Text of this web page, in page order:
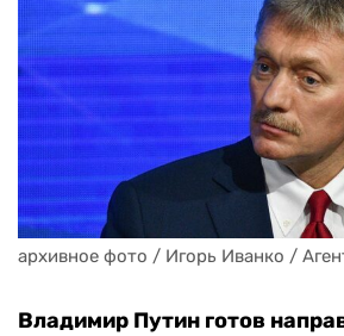
архивное фото / Игорь Иванко /
Владимир Путин готов